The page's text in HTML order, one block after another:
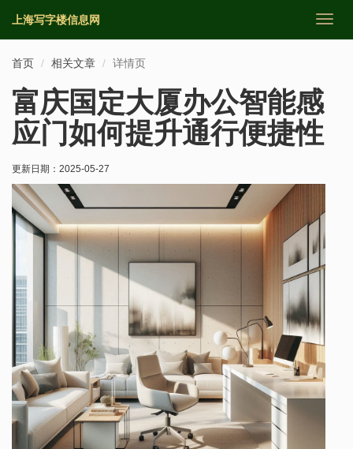
切
上海写字楼信息网
首页 相关文章 详情页
富庆国定大厦办公智能感
应门如何提升通行便捷性
更新日期： 2025-05-27